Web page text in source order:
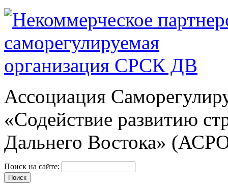
Ассоциация
«Содействие развитию
Дальнего Востока»
Поиск на сайте: